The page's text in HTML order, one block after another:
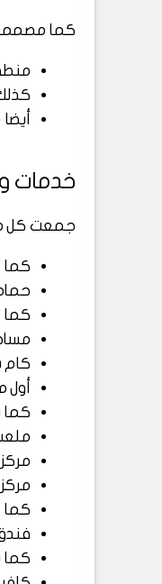
كما مصممة
خدمات
جمعت كل
كما
كما
كام
كما
كما
فندق 5